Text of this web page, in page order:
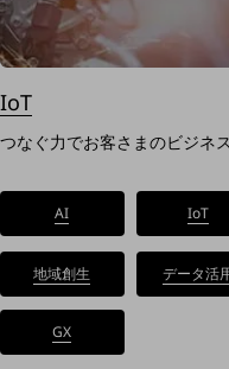
小売業
キーワードで探す
モバイルTOP
法人向けスマホ・携帯に関する、
製品
ビジネス向けスマートフォン
タフネススマートフォン
データ通信製品
ドコモケータイ
IoT
つなぐ力でお客さまのビジネ
AI IoT
地域創生 データ活
GX